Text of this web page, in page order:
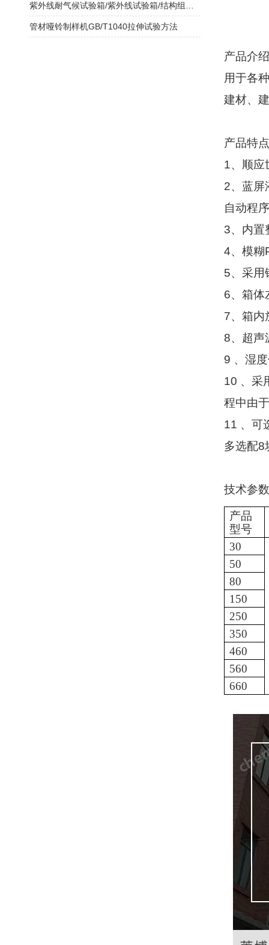
产品介绍
用于各
建材、
产品特
1、顺应
2、蓝屏
自动程
3、内置
4、模糊
5、采用
6、箱体
7、箱内
8、超声
9 、湿
10 、采
程中由
11 、可
多选配8
技术参数
产品
型号
30
50
80
150
250
350
460
560
660
管材哑铃制样机GB/T1040拉伸试验方法